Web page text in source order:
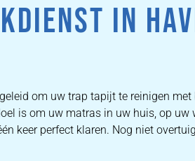
IN
om uw trap tapijt te reinigen
is om uw matras in uw huis, op
keer perfect klaren. Nog niet